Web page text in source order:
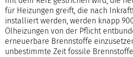
für Heizungen greift, die nach
installiert werden, werden knapp
Ölheizungen von der Pflicht
erneuerbare Brennstoffe
unbestimmte Zeit fossile